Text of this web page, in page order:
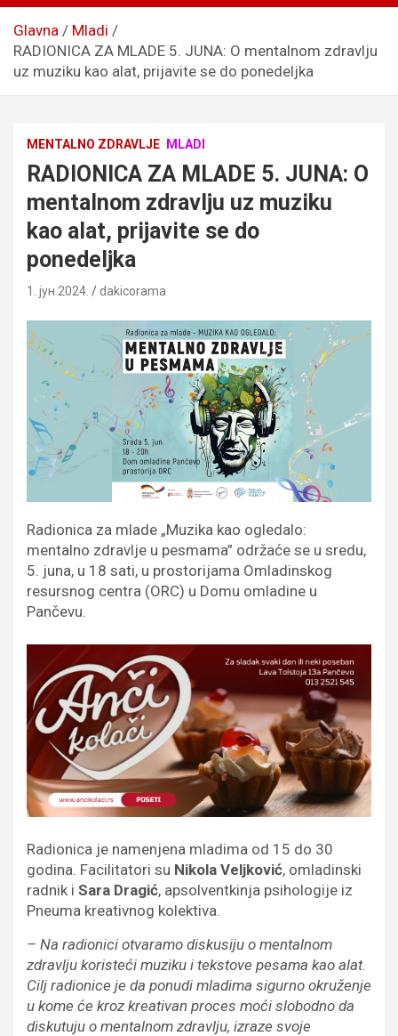
Glavna
Mladi
RADIONICA ZA MLADE 5. JUNA: O mentalnom zdravlju
uz muziku kao alat, prijavite se do ponedeljka
MENTALNO ZDRAVLJE MLADI
RADIONICA ZA MLADE 5. JUNA: O
mentalnom zdravlju uz muziku
kao alat, prijavite se do
ponedeljka
1. јун 2024. dakicorama
Radionica za mlade „Muzika kao ogledalo:
mentalno zdravlje u pesmama” održaće se u sredu,
5. juna, u 18 sati, u prostorijama Omladinskog
resursnog centra (ORC) u Domu omladine u
Pančevu.
Radionica je namenjena mladima od 15 do 30
godina. Facilitatori su Nikola Veljković, omladinski
radnik i Sara Dragić, apsolventkinja psihologije iz
Pneuma kreativnog kolektiva.
– Na radionici otvaramo diskusiju o mentalnom
zdravlju koristeći muziku i tekstove pesama kao alat.
Cilj radionice je da ponudi mladima sigurno okruženje
u kome će kroz kreativan proces moći slobodno da
diskutuju o mentalnom zdravlju, izraze svoje